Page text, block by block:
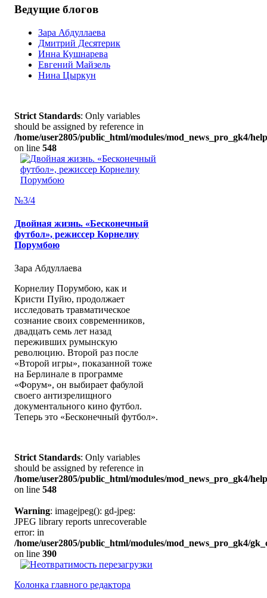
Ведущие блогов
Зара Абдуллаева
Дмитрий Десятерик
Инна Кушнарева
Евгений Майзель
Нина Цыркун
Strict Standards: Only variables
should be assigned by reference in
/home/user2805/public_html/modules/mod_news_pro_gk4/
on line 548
№3/4
Двойная жизнь. «Бесконечный
футбол», режиссер Корнелиу
Порумбою
Зара Абдуллаева
Корнелиу Порумбою, как и
Кристи Пуйю, продолжает
исследовать травматическое
сознание своих современников,
двадцать семь лет назад
переживших румынскую
революцию. Второй раз после
«Второй игры», показанной тоже
на Берлинале в программе
«Форум», он выбирает фабулой
своего антизрелищного
документального кино футбол.
Теперь это «Бесконечный футбол».
Strict Standards: Only variables
should be assigned by reference in
/home/user2805/public_html/modules/mod_news_pro_gk4/
on line 548
Warning: imagejpeg(): gd-jpeg:
JPEG library reports unrecoverable
error: in
/home/user2805/public_html/modules/mod_news_pro_gk4/
on line 390
Колонка главного редактора